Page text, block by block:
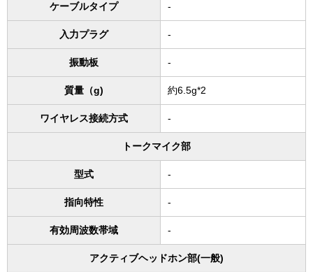
ケーブルタイプ -
入力プラグ -
振動板 -
質量（g) 約6.5g*2
ワイヤレス接続方式 -
トークマイク部
型式 -
指向特性 -
有効周波数帯域 -
アクティブヘッドホン部(一般)